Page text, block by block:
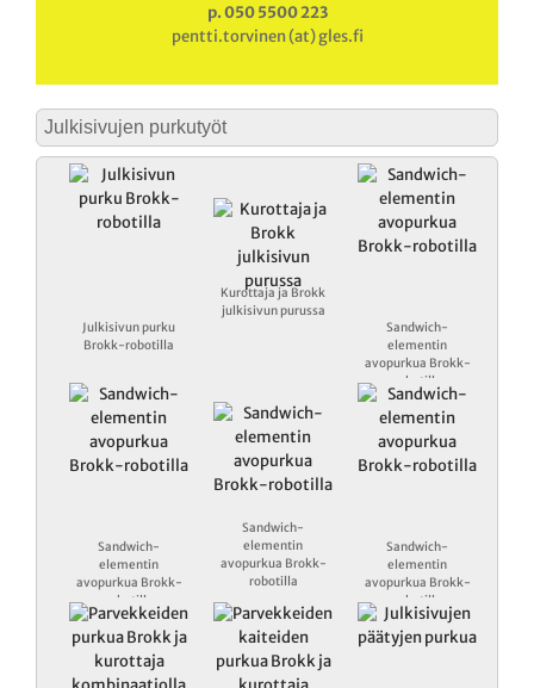
p. 050 5500 223
pentti.torvinen (at) gles.fi
Julkisivujen purkutyöt
Julkisivun purku
Brokk-robotilla
Kurottaja ja Brokk
julkisivun purussa
Sandwich-
elementin
avopurkua Brokk-
robotilla
Sandwich-
elementin
avopurkua Brokk-
robotilla
Sandwich-
elementin
avopurkua Brokk-
robotilla
Sandwich-
elementin
avopurkua Brokk-
robotilla